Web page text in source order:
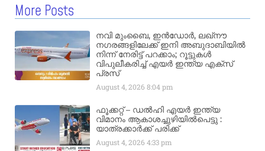
More Posts
നവി മുംബൈ, ഇൻഡോർ, ലഖ്നൗ
നഗരങ്ങളിലേക്ക് ഇനി അബുദാബിയിൽ
നിന്ന് നേരിട്ട് പറക്കാം; റൂട്ടുകൾ
വിപുലീകരിച്ച് എയർ ഇന്ത്യ എക്സ്
പ്രസ്
August 4, 20268:04 pm
ഫൂക്കറ്റ് – ഡൽഹി എയര്‍ ഇന്ത്യ
വിമാനം ആകാശച്ചുഴിയില്‍പെട്ടു :
യാത്രക്കാര്‍ക്ക് പരിക്ക്
August 4, 20264:33 pm